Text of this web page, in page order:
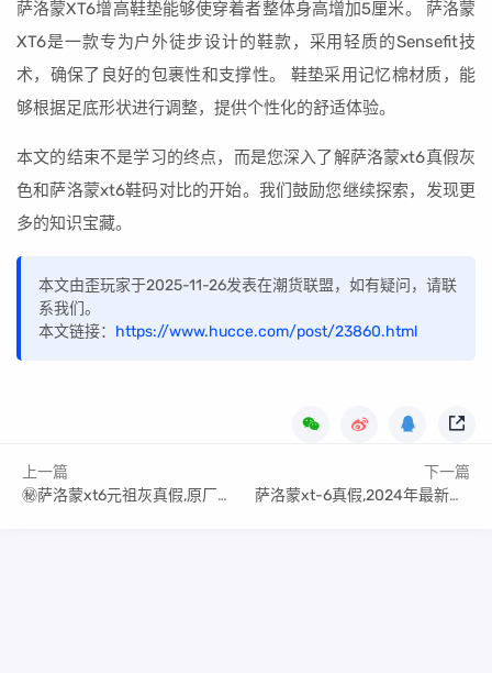
萨洛蒙XT6增高鞋垫能够使穿着者整体身高增加5厘米。 萨洛蒙
XT6是一款专为户外徒步设计的鞋款，采用轻质的Sensefit技
术，确保了良好的包裹性和支撑性。 鞋垫采用记忆棉材质，能
够根据足底形状进行调整，提供个性化的舒适体验。
本文的结束不是学习的终点，而是您深入了解萨洛蒙xt6真假灰
色和萨洛蒙xt6鞋码对比的开始。我们鼓励您继续探索，发现更
多的知识宝藏。
本文由歪玩家于2025-11-26发表在潮货联盟，如有疑问，请联
系我们。
本文链接： https://www.hucce.com/post/23860.html
上一篇
㊙️萨洛蒙xt6元祖灰真假,原厂品质知识点
下一篇
萨洛蒙xt-6真假,2024年最新数据